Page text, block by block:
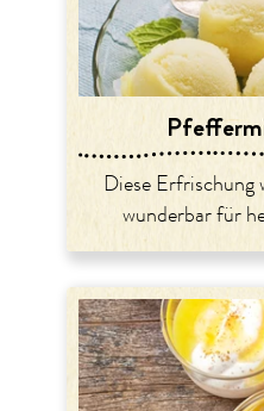
Diese Erfrischung
wunderbar für